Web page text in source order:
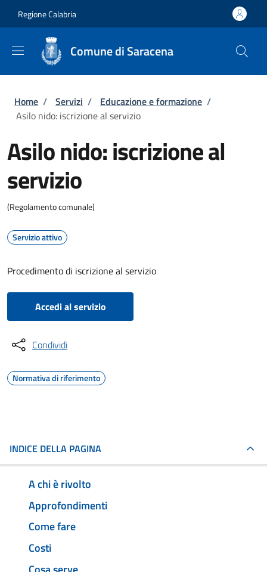
Regione Calabria
Comune di Saracena
Briciole di pane
Home / Servizi / Educazione e formazione /
Asilo nido: iscrizione al servizio
Asilo nido: iscrizione al
servizio
(Regolamento comunale)
Servizio attivo
Procedimento di iscrizione al servizio
Accedi al servizio
Condividi
Normativa di riferimento
INDICE DELLA PAGINA
A chi è rivolto
Approfondimenti
Come fare
Costi